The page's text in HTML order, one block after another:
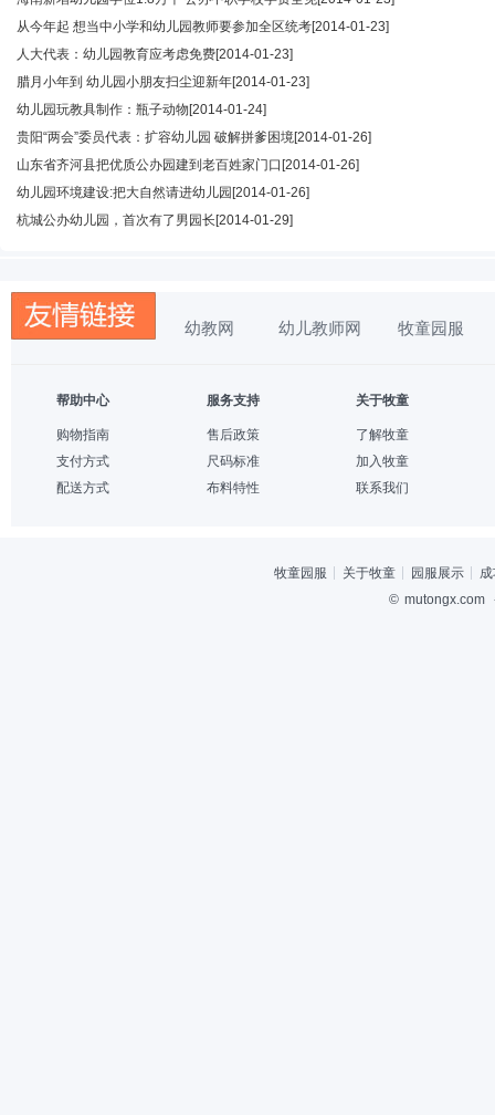
从今年起 想当中小学和幼儿园教师要参加全区统考[2014-01-23]
人大代表：幼儿园教育应考虑免费[2014-01-23]
腊月小年到 幼儿园小朋友扫尘迎新年[2014-01-23]
幼儿园玩教具制作：瓶子动物 [2014-01-24]
贵阳“两会”委员代表：扩容幼儿园 破解拼爹困境[2014-01-26]
山东省齐河县把优质公办园建到老百姓家门口 [2014-01-26]
幼儿园环境建设:把大自然请进幼儿园 [2014-01-26]
杭城公办幼儿园，首次有了男园长 [2014-01-29]
幼教网 幼儿教师网 牧童园服
帮助中心
购物指南
支付方式
配送方式
服务支持
售后政策
尺码标准
布料特性
关于牧童
了解牧童
加入牧童
联系我们
牧童园服 关于牧童 园服展示
© mutongx.com